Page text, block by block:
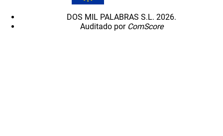
DOS MIL PALABRAS S.L. 2026.
Auditado por ComScore